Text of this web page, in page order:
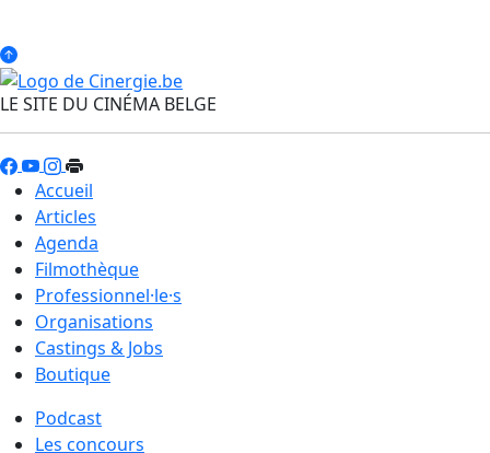
LE SITE DU CINÉMA BELGE
Accueil
Articles
Agenda
Filmothèque
Professionnel·le·s
Organisations
Castings & Jobs
Boutique
Podcast
Les concours